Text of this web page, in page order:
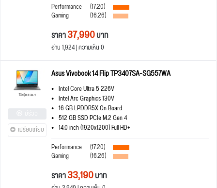
Performance
(17.20)
Gaming (16.26)
ราคา37,990บาท
อ่าน 1,924 | ความเห็น 0
เปรียบเทียบ
Asus Vivobook 14 Flip TP3407SA-SG557WA
Intel Core Ultra 5 226V
Intel Arc Graphics 130V
16 GB LPDDR5X On Board
512 GB SSD PCIe M.2 Gen 4
14.0 inch (1920x1200) Full HD+
Performance
(17.20)
Gaming (16.26)
ราคา33,190บาท